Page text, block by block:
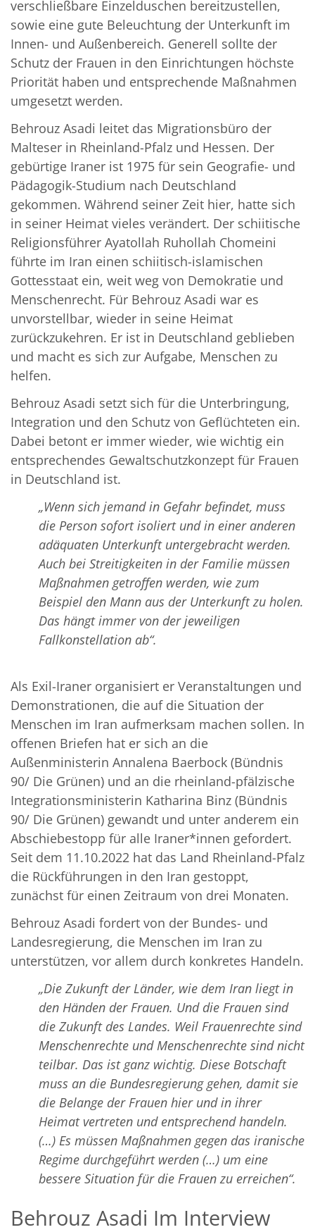
verschließbare Einzelduschen bereitzustellen,
sowie eine gute Beleuchtung der Unterkunft im
Innen- und Außenbereich. Generell sollte der
Schutz der Frauen in den Einrichtungen höchste
Priorität haben und entsprechende Maßnahmen
umgesetzt werden.
Behrouz Asadi leitet das Migrationsbüro der
Malteser in Rheinland-Pfalz und Hessen. Der
gebürtige Iraner ist 1975 für sein Geografie- und
Pädagogik-Studium nach Deutschland
gekommen. Während seiner Zeit hier, hatte sich
in seiner Heimat vieles verändert. Der schiitische
Religionsführer Ayatollah Ruhollah Chomeini
führte im Iran einen schiitisch-islamischen
Gottesstaat ein, weit weg von Demokratie und
Menschenrecht. Für Behrouz Asadi war es
unvorstellbar, wieder in seine Heimat
zurückzukehren. Er ist in Deutschland geblieben
und macht es sich zur Aufgabe, Menschen zu
helfen.
Behrouz Asadi setzt sich für die Unterbringung,
Integration und den Schutz von Geflüchteten ein.
Dabei betont er immer wieder, wie wichtig ein
entsprechendes Gewaltschutzkonzept für Frauen
in Deutschland ist.
„Wenn sich jemand in Gefahr befindet, muss
die Person sofort isoliert und in einer anderen
adäquaten Unterkunft untergebracht werden.
Auch bei Streitigkeiten in der Familie müssen
Maßnahmen getroffen werden, wie zum
Beispiel den Mann aus der Unterkunft zu holen.
Das hängt immer von der jeweiligen
Fallkonstellation ab“.
Als Exil-Iraner organisiert er Veranstaltungen und
Demonstrationen, die auf die Situation der
Menschen im Iran aufmerksam machen sollen. In
offenen Briefen hat er sich an die
Außenministerin Annalena Baerbock (Bündnis
90/ Die Grünen) und an die rheinland-pfälzische
Integrationsministerin Katharina Binz (Bündnis
90/ Die Grünen) gewandt und unter anderem ein
Abschiebestopp für alle Iraner*innen gefordert.
Seit dem 11.10.2022 hat das Land Rheinland-Pfalz
die Rückführungen in den Iran gestoppt,
zunächst für einen Zeitraum von drei Monaten.
Behrouz Asadi fordert von der Bundes- und
Landesregierung, die Menschen im Iran zu
unterstützen, vor allem durch konkretes Handeln.
„Die Zukunft der Länder, wie dem Iran liegt in
den Händen der Frauen. Und die Frauen sind
die Zukunft des Landes. Weil Frauenrechte sind
Menschenrechte und Menschenrechte sind nicht
teilbar. Das ist ganz wichtig. Diese Botschaft
muss an die Bundesregierung gehen, damit sie
die Belange der Frauen hier und in ihrer
Heimat vertreten und entsprechend handeln.
(…) Es müssen Maßnahmen gegen das iranische
Regime durchgeführt werden (…) um eine
bessere Situation für die Frauen zu erreichen“.
Behrouz Asadi Im Interview